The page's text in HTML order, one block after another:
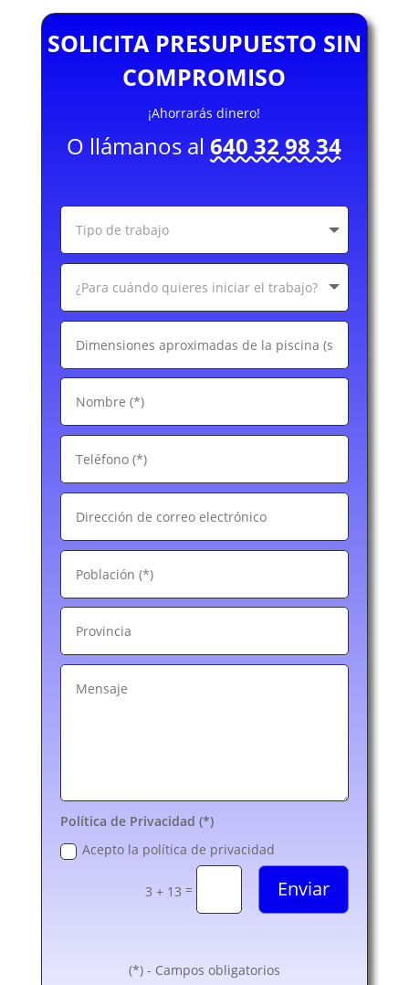
SOLICITA PRESUPUESTO SIN
COMPROMISO
¡Ahorrarás dinero!
O llámanos al640 32 98 34
Política de Privacidad (*)
Acepto la política de privacidad
3 + 13 = Enviar
(*) - Campos obligatorios